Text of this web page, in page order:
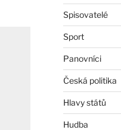
Spisovatelé
Sport
Panovníci
Česká politika
Hlavy států
Hudba